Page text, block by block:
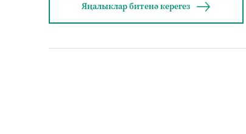
Яңалыклар битенә керегез